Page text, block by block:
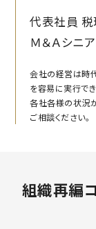
代表社員 税
Ｍ＆Ａシニ
会社の経営は時
を容易に実行でき
各社各様の状況
ご相談ください。
組織再編